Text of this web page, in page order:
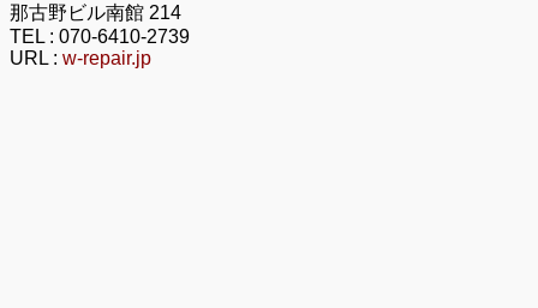
那古野ビル南館 214
TEL : 070-6410-2739
URL : w-repair.jp